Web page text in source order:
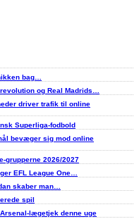
bag…
og Real Madrids…
driver trafik til online
Superliga-fodbold
bevæger sig mod online
grupperne 2026/2027
EFL League One…
skaber man…
spil
lægetjek denne uge